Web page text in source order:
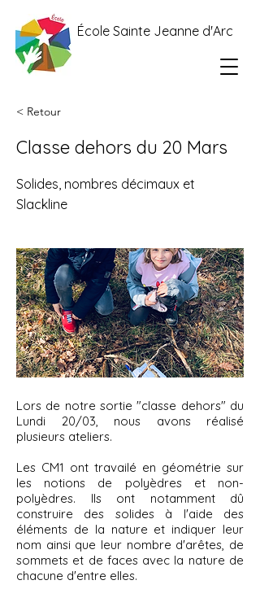
École Sainte Jeanne d'Arc
< Retour
Classe dehors du 20 Mars
Solides, nombres décimaux et
Slackline
Lors de notre sortie "classe dehors" du
Lundi 20/03, nous avons réalisé
plusieurs ateliers.
Les CM1 ont travailé en géométrie sur
les notions de polyèdres et non-
polyèdres. Ils ont notamment dû
construire des solides à l'aide des
éléments de la nature et indiquer leur
nom ainsi que leur nombre d'arêtes, de
sommets et de faces avec la nature de
chacune d'entre elles.